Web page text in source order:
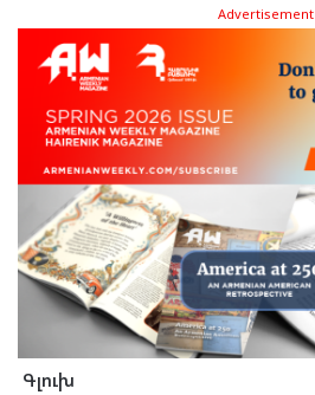
Advertisement
Գլուխ